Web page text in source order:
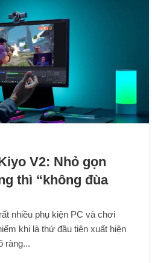
V2: Nhỏ gọn
thì “không đùa
nhiều phụ kiện PC và chơi
khi là thứ đầu tiên xuất hiện
ràng...